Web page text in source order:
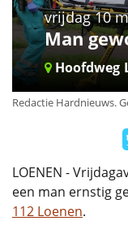
vrijdag 10
Man
Hoofdweg
Redactie Hardnieuws.
LOENEN -
een man ernstig
112 Loenen.